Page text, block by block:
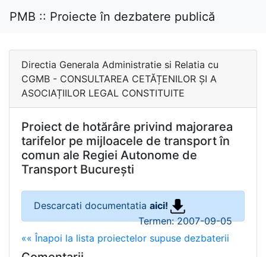
PMB :: Proiecte în dezbatere publică
Directia Generala Administratie si Relatia cu
CGMB - CONSULTAREA CETĂȚENILOR ȘI A
ASOCIAȚIILOR LEGAL CONSTITUITE
Proiect de hotărâre privind majorarea
tarifelor pe mijloacele de transport în
comun ale Regiei Autonome de
Transport București
Descarcati documentatia aici!
Termen: 2007-09-05
«« Înapoi la lista proiectelor supuse dezbaterii